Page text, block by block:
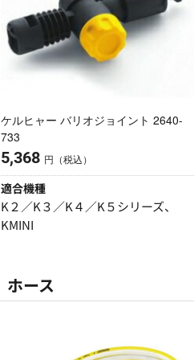
ケルヒャー バリオジョイント 2640-
733
5,368 円（税込）
適合機種
K２／K３／K４／K５シリーズ、
KMINI
ホース